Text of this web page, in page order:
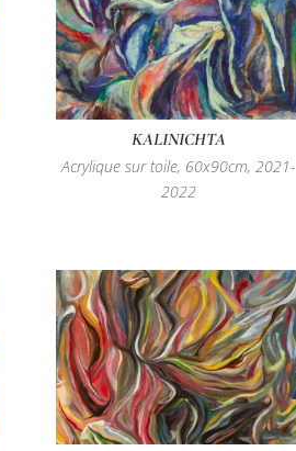
KALINICHTA
Acrylique sur toile, 60x90cm, 2021-
2022